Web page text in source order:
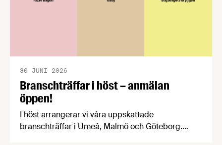
Branschträffar i höst – anmälan
öppen!
30 JUNI 2026
I höst arrangerar vi våra uppskattade
branschträffar i Umeå, Malmö och Göteborg.